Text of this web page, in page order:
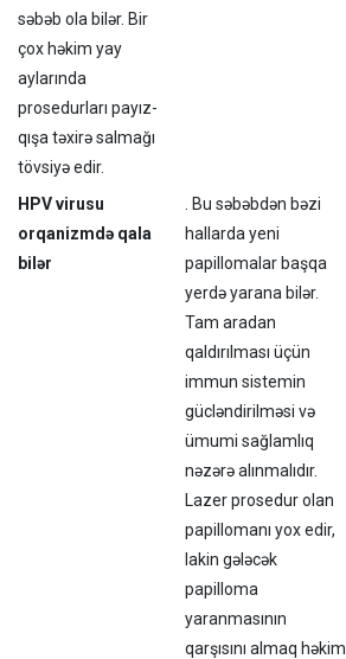
səbəb ola bilər. Bir
çox həkim yay
aylarında
prosedurları payız-
qışa təxirə salmağı
tövsiyə edir.
HPV virusu
orqanizmdə qala
bilər
. Bu səbəbdən bəzi
hallarda yeni
papillomalar başqa
yerdə yarana bilər.
Tam aradan
qaldırılması üçün
immun sistemin
gücləndirilməsi və
ümumi sağlamlıq
nəzərə alınmalıdır.
Lazer prosedur olan
papillomanı yox edir,
lakin gələcək
papilloma
yaranmasının
qarşısını almaq həkim